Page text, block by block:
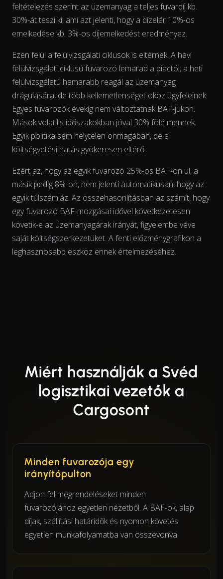
feltételezés szerint az üzemanyag a teljes fuvardíj kb.
30%-át teszi ki, ami azt jelenti, hogy a dízelár 10%-os
emelkedése kb. 3%-os díjemelkedést eredményez.
Ezen felül a felülvizsgálati ciklusok is eltérnek. A havi
felülvizsgálati ciklusú fuvarozó lemarad a piactól; a heti
felülvizsgálatú hamarabb reagál az üzemanyag
drágulására, de több kellemetlenséget okoz ügyfeleinek.
Egyes fuvarozók évekig nem változtatnak BAF-jukon.
Mások volatilis időszakokban jóval 30% fölé mennek.
Egyik politika sem helytelen önmagában, de a
költségvetési hatás gyökeresen eltérő.
Ezért az, hogy az egyik fuvarozó 25%-os BAF-on ül, a
másik pedig 8%-on, nem jelenti automatikusan, hogy az
egyik túlszámláz. Az összehasonlításban az számít, hogy
egy fuvarozó BAF-mozgásai idővel következetesen
követik-e az üzemanyagárak irányát, figyelembe véve
saját költségszerkezetüket. A fenti előzménygrafikon a
leghasznosabb eszköz ennek értelmezéséhez.
Miért használják a Svéd
logisztikai vezetők a
Cargosont
Minden fuvarozója egy
irányítópulton
Adjon fel megrendeléseket minden
fuvarozójához egyetlen nézetből. A BAF-ok, alap
díjak, szállítási határidők és nyomon követés
egyetlen munkafolyamatba van összevonva.